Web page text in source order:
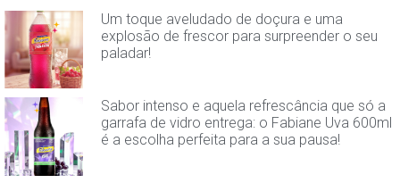
Um toque aveludado de doçura e uma
explosão de frescor para surpreender o seu
paladar!
Sabor intenso e aquela refrescância que só a
garrafa de vidro entrega: o Fabiane Uva 600ml
é a escolha perfeita para a sua pausa!